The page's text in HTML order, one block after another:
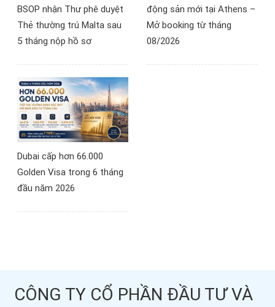
BSOP nhận Thư phê duyệt
Thẻ thường trú Malta sau
5 tháng nộp hồ sơ
động sản mới tại Athens –
Mở booking từ tháng
08/2026
Dubai cấp hơn 66.000
Golden Visa trong 6 tháng
đầu năm 2026
CÔNG TY CỔ PHẦN ĐẦU TƯ VÀ